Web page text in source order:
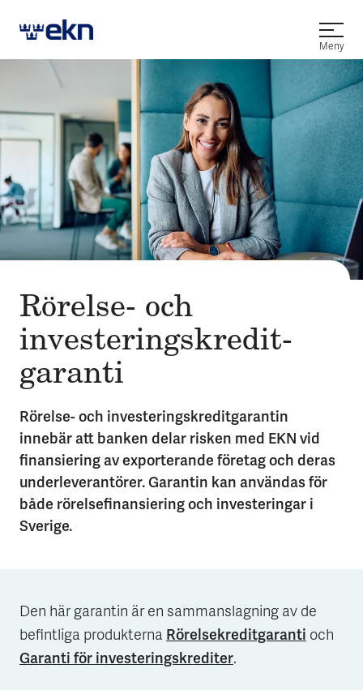
Öppna
Meny
Rörelse- och
investerings­kredit­
garanti
Rörelse- och investeringskreditgarantin
innebär att banken delar risken med EKN vid
finansiering av exporterande företag och deras
underleverantörer. Garantin kan användas för
både rörelsefinansiering och investeringar i
Sverige.
Den här garantin är en sammanslagning av de
befintliga produkterna Rörelsekreditgaranti och
Garanti för investeringskrediter.